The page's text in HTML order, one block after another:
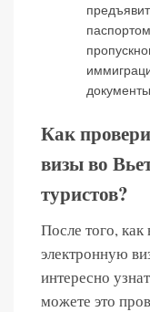
Как
визы во
туристов?
После того, как
электронную
интересно
можете это